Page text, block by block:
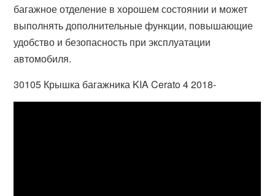
багажное отделение в хорошем состоянии и может
выполнять дополнительные функции, повышающие
удобство и безопасность при эксплуатации
автомобиля.
30105 Крышка багажника KIA Cerato 4 2018-